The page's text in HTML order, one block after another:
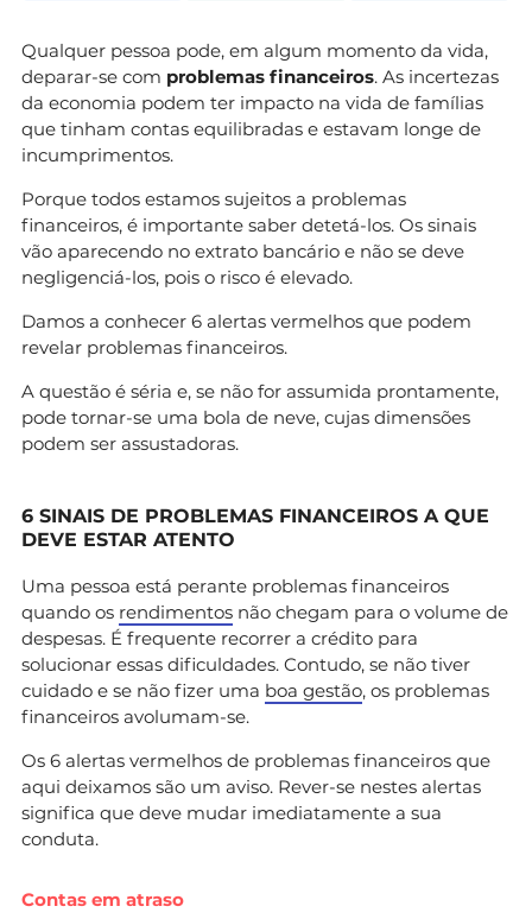
Qualquer pessoa pode, em algum momento da vida,
deparar-se com problemas financeiros. As incertezas
da economia podem ter impacto na vida de famílias
que tinham contas equilibradas e estavam longe de
incumprimentos.
Porque todos estamos sujeitos a problemas
financeiros, é importante saber detetá-los. Os sinais
vão aparecendo no extrato bancário e não se deve
negligenciá-los, pois o risco é elevado.
Damos a conhecer 6 alertas vermelhos que podem
revelar problemas financeiros.
A questão é séria e, se não for assumida prontamente,
pode tornar-se uma bola de neve, cujas dimensões
podem ser assustadoras.
6 SINAIS DE PROBLEMAS FINANCEIROS A QUE
DEVE ESTAR ATENTO
Uma pessoa está perante problemas financeiros
quando os rendimentos não chegam para o volume de
despesas. É frequente recorrer a crédito para
solucionar essas dificuldades. Contudo, se não tiver
cuidado e se não fizer uma boa gestão, os problemas
financeiros avolumam-se.
Os 6 alertas vermelhos de problemas financeiros que
aqui deixamos são um aviso. Rever-se nestes alertas
significa que deve mudar imediatamente a sua
conduta.
Contas em atraso